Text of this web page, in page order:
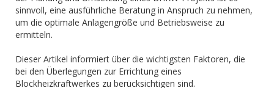
sinnvoll, eine ausführliche Beratung in Anspruch zu nehmen,
um die optimale Anlagengröße und Betriebsweise zu
ermitteln.
Dieser Artikel informiert über die wichtigsten Faktoren, die
bei den Überlegungen zur Errichtung eines
Blockheizkraftwerkes zu berücksichtigen sind.